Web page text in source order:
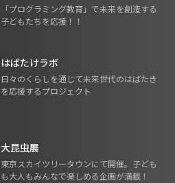
「プログラミング教育」で未来を創造する
子どもたちを応援！！
はばたけラボ
日々のくらしを通じて未来世代のはばたき
を応援するプロジェクト
大昆虫展
東京スカイツリータウンにて開催。子ども
も大人もみんなで楽しめる企画が満載！